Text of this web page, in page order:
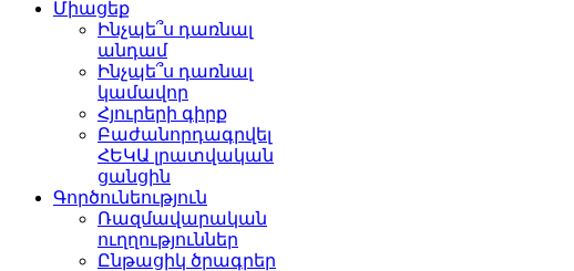
Միացեք
Ինչպե՞ս դառնալ
անդամ
Ինչպե՞ս դառնալ
կամավոր
Հյուրերի գիրք
Բաժանորդագրվել
ՀԵԿԱ լրատվական
ցանցին
Գործունեություն
Ռազմավարական
ուղղություններ
Ընթացիկ ծրագրեր